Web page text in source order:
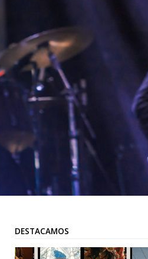
DESTACAMOS